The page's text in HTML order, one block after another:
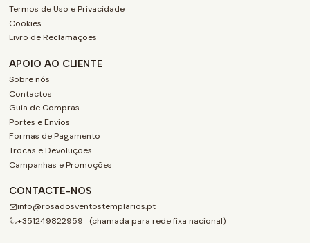
Termos de Uso e Privacidade
Cookies
Livro de Reclamações
APOIO AO CLIENTE
Sobre nós
Contactos
Guia de Compras
Portes e Envios
Formas de Pagamento
Trocas e Devoluções
Campanhas e Promoções
CONTACTE-NOS
info@rosadosventostemplarios.pt
+351249822959 (chamada para rede fixa nacional)